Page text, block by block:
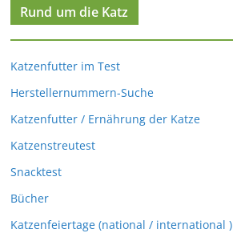
Rund um die Katz
Katzenfutter im Test
Herstellernummern-Suche
Katzenfutter / Ernährung der Katze
Katzenstreutest
Snacktest
Bücher
Katzenfeiertage (national / international )